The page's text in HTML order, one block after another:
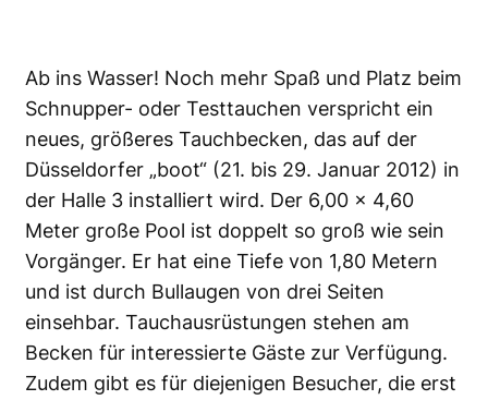
Ab ins Wasser! Noch mehr Spaß und Platz beim
Schnupper- oder Testtauchen verspricht ein
neues, größeres Tauchbecken, das auf der
Düsseldorfer „boot“ (21. bis 29. Januar 2012) in
der Halle 3 installiert wird. Der 6,00 x 4,60
Meter große Pool ist doppelt so groß wie sein
Vorgänger. Er hat eine Tiefe von 1,80 Metern
und ist durch Bullaugen von drei Seiten
einsehbar. Tauchausrüstungen stehen am
Becken für interessierte Gäste zur Verfügung.
Zudem gibt es für diejenigen Besucher, die erst